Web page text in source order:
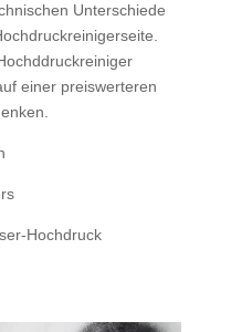
Unterschiede
einer preiswerteren
Hochdruck